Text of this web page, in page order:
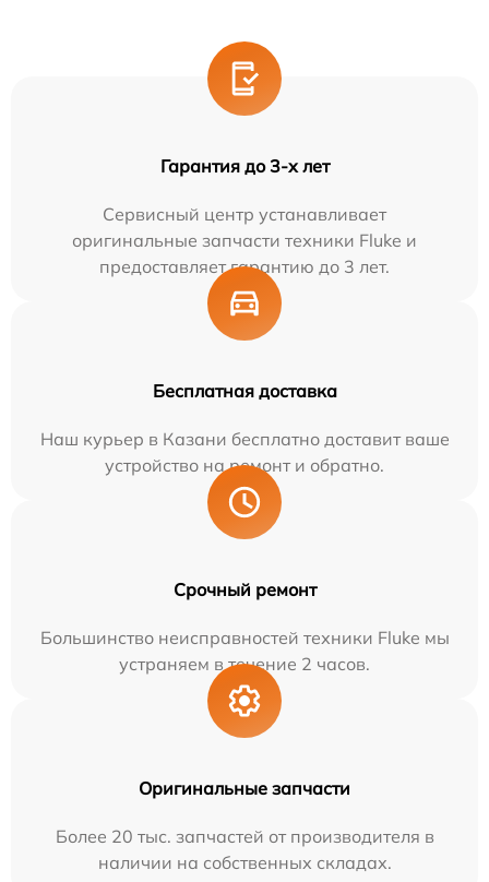
Гарантия до 3-х лет
Сервисный центр устанавливает
оригинальные запчасти техники Fluke и
предоставляет гарантию до 3 лет.
Бесплатная доставка
Наш курьер в Казани бесплатно доставит ваше
устройство на ремонт и обратно.
Срочный ремонт
Большинство неисправностей техники Fluke мы
устраняем в течение 2 часов.
Оригинальные запчасти
Более 20 тыс. запчастей от производителя в
наличии на собственных складах.